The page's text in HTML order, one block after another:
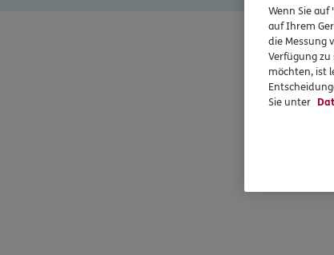
Wenn Sie auf
auf Ihrem
die Messung
Verfügung zu
möchten, ist
Sie unter